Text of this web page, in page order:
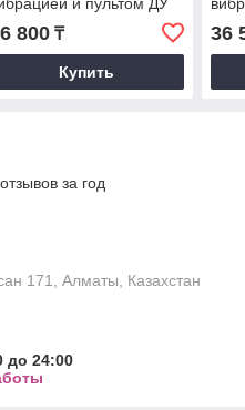
2 от SILEXD (17.5*
см.)
800₸
Купить
см.)
36
за год
171, Алматы, Казахстан
до 24:00